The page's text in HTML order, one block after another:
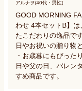
アルナヲ(40代・男性)
GOOD MORNING
わせ 4本セットB】
たこだわりの逸品で
日やお祝いの贈り物
・お歳暮にもぴった
日や父の日、バレン
すめ商品です。